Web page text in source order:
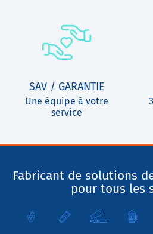
SAV / GARANTIE
Une équipe à votre
service
Fabricant de solutions
pour tous les